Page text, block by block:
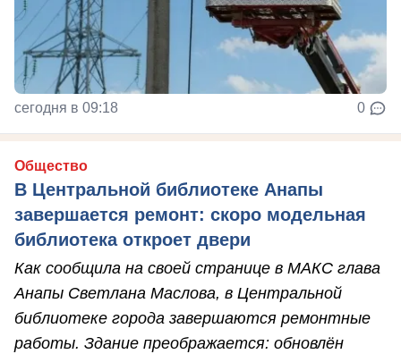
сегодня в 09:18 0
Общество
В Центральной библиотеке Анапы
завершается ремонт: скоро модельная
библиотека откроет двери
Как сообщила на своей странице в МАКС глава
Анапы Светлана Маслова, в Центральной
библиотеке города завершаются ремонтные
работы. Здание преображается: обновлён